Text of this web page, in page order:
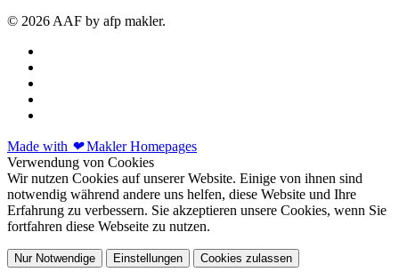
© 2026 AAF by afp makler.
Made with ❤Makler Homepages
Verwendung von Cookies
Wir nutzen Cookies auf unserer Website. Einige von ihnen sind
notwendig während andere uns helfen, diese Website und Ihre
Erfahrung zu verbessern. Sie akzeptieren unsere Cookies, wenn Sie
fortfahren diese Webseite zu nutzen.
Nur Notwendige Einstellungen Cookies zulassen